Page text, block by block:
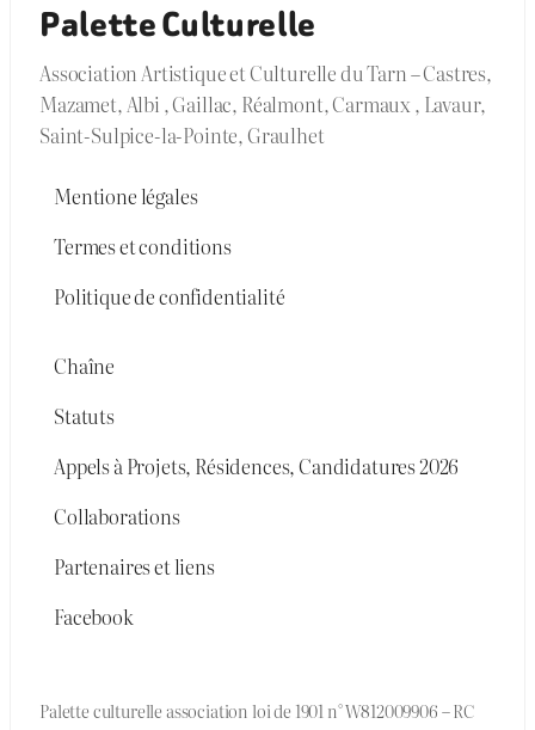
Palette Culturelle
Association Artistique et Culturelle du Tarn – Castres,
Mazamet, Albi , Gaillac, Réalmont, Carmaux , Lavaur,
Saint-Sulpice-la-Pointe, Graulhet
Mentione légales
Termes et conditions
Politique de confidentialité
Chaîne
Statuts
Appels à Projets, Résidences, Candidatures 2026
Collaborations
Partenaires et liens
Facebook
Palette culturelle association loi de 1901 n° W812009906 – RC